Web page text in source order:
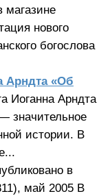
магазине
нового
богослова
Арндта «Об
Иоганна Арндта
значительное
истории. В
в
май 2005 В